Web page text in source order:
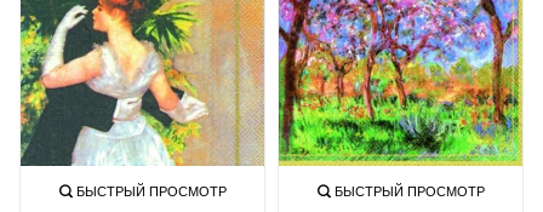
БЫСТРЫЙ ПРОСМОТР БЫСТРЫЙ ПРОСМОТР